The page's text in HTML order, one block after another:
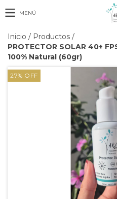
MENÚ
Inicio / Productos /
PROTECTOR SOLAR 40+
100% Natural (60gr)
27% OFF